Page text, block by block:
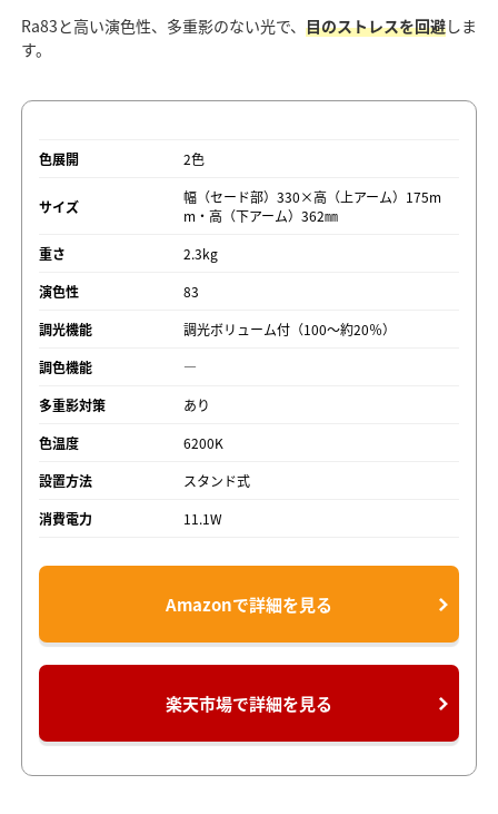
Ra83と高い演色性、多重影のない光で、 目のストレスを回避しま
す。
色展開 2色
サイズ
幅（セード部）330×高（上アーム）175m
m・高（下アーム）362㎜
重さ
2.3kg
演色性
83
調光機能
調光ボリューム付（100～約20％）
調色機能
―
多重影対策
あり
色温度
6200K
設置方法
スタンド式
消費電力
11.1W
Amazonで詳細を見る
楽天市場で詳細を見る